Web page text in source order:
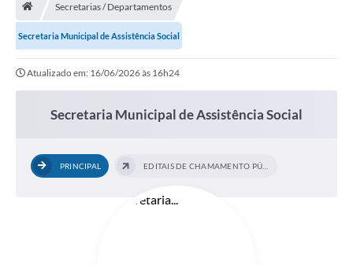
Secretarias / Departamentos
Secretaria Municipal de Assistência Social
Atualizado em: 16/06/2026 às 16h24
Secretaria Municipal de Assistência Social
PRINCIPAL